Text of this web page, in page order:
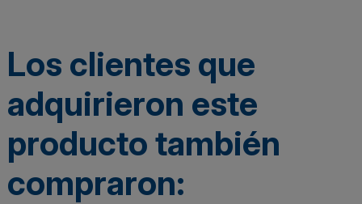
Los clientes que
adquirieron este
producto también
compraron: